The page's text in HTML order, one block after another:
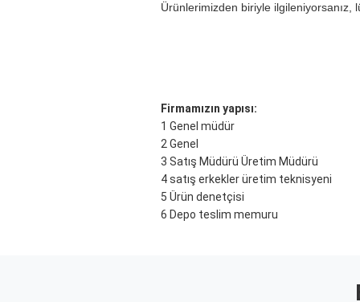
Ürünlerimizden biriyle ilgileniyorsanız,
Firmamızın yapısı:
1 Genel müdür
2 Genel
3 Satış Müdürü Üretim Müdürü
4 satış erkekler üretim teknisyeni
5 Ürün denetçisi
6 Depo teslim memuru